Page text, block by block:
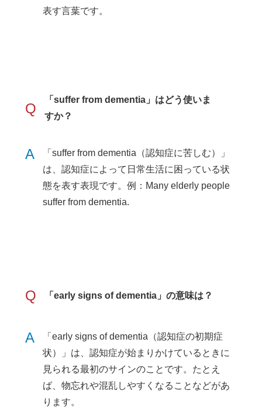
表す言葉です。
Q
「suffer from dementia」はどう使いま
すか？
A
「suffer from dementia（認知症に苦しむ）」
は、認知症によって日常生活に困っている状
態を表す表現です。例：Many elderly people
suffer from dementia.
Q 「early signs of dementia」の意味は？
A
「early signs of dementia（認知症の初期症
状）」は、認知症が始まりかけているときに
見られる最初のサインのことです。たとえ
ば、物忘れや混乱しやすくなることなどがあ
ります。